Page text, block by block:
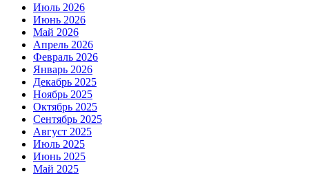
Июль 2026
Июнь 2026
Май 2026
Апрель 2026
Февраль 2026
Январь 2026
Декабрь 2025
Ноябрь 2025
Октябрь 2025
Сентябрь 2025
Август 2025
Июль 2025
Июнь 2025
Май 2025